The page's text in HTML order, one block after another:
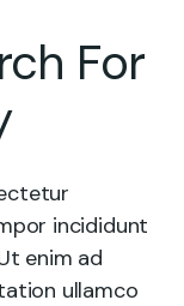
For
incididunt
enim ad
ullamco